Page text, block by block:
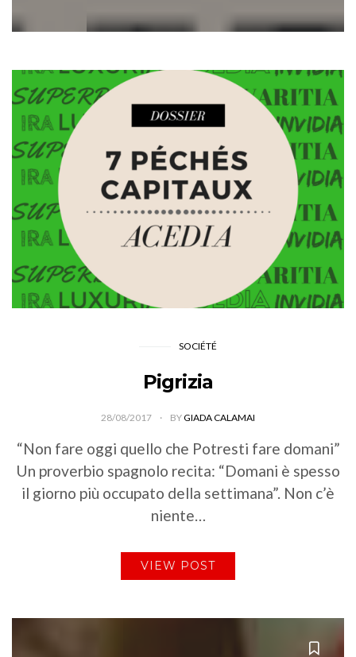
SOCIÉTÉ
Pigrizia
28/08/2017 BYGIADA CALAMAI
“Non fare oggi quello che Potresti fare domani”
Un proverbio spagnolo recita: “Domani è spesso
il giorno più occupato della settimana”. Non c’è
niente…
VIEW POST